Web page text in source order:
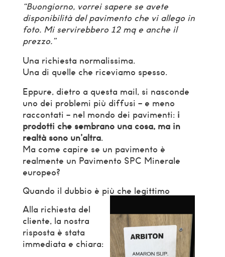
“Buongiorno, vorrei sapere se avete
disponibilità del pavimento che vi allego in
foto. Mi servirebbero 12 mq e anche il
prezzo.”
Una richiesta normalissima.
Una di quelle che riceviamo spesso.
Eppure, dietro a questa mail, si nasconde
uno dei problemi più diffusi – e meno
raccontati – nel mondo dei pavimenti: i
prodotti che sembrano una cosa, ma in
realtà sono un’altra.
Ma come capire se un pavimento è
realmente un Pavimento SPC Minerale
europeo?
Quando il dubbio è più che legittimo
Alla richiesta del
cliente, la nostra
risposta è stata
immediata e chiara: